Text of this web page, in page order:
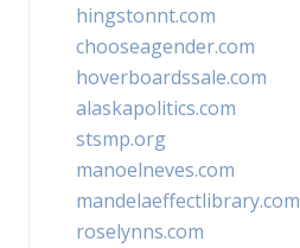
hingstonnt.com
chooseagender.com
hoverboardssale.com
alaskapolitics.com
stsmp.org
manoelneves.com
mandelaeffectlibrary.com
roselynns.com